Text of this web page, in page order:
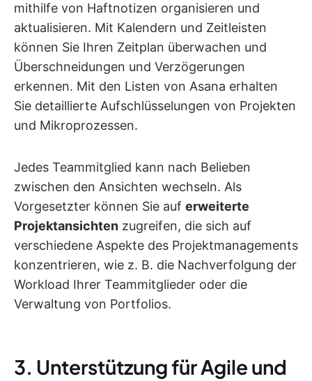
mithilfe von Haftnotizen organisieren und
aktualisieren. Mit Kalendern und Zeitleisten
können Sie Ihren Zeitplan überwachen und
Überschneidungen und Verzögerungen
erkennen. Mit den Listen von Asana erhalten
Sie detaillierte Aufschlüsselungen von Projekten
und Mikroprozessen.
Jedes Teammitglied kann nach Belieben
zwischen den Ansichten wechseln. Als
Vorgesetzter können Sie auf erweiterte
Projektansichten zugreifen, die sich auf
verschiedene Aspekte des Projektmanagements
konzentrieren, wie z. B. die Nachverfolgung der
Workload Ihrer Teammitglieder oder die
Verwaltung von Portfolios.
3. Unterstützung für Agile und